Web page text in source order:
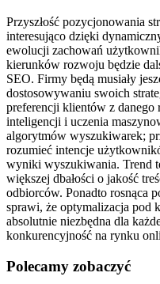
Przyszłość pozycjonowania
interesująco dzięki
ewolucji zachowań
kierunków rozwoju będzie
SEO. Firmy będą musiały
dostosowywaniu swoich
preferencji klientów z
inteligencji i uczenia
algorytmów wyszukiwarek;
rozumieć intencje
wyniki wyszukiwania. Trend
większej dbałości o jakość
odbiorców. Ponadto rosnąca
sprawi, że optymalizacja pod
absolutnie niezbędna dla
konkurencyjność na rynku
Polecamy zobaczyć